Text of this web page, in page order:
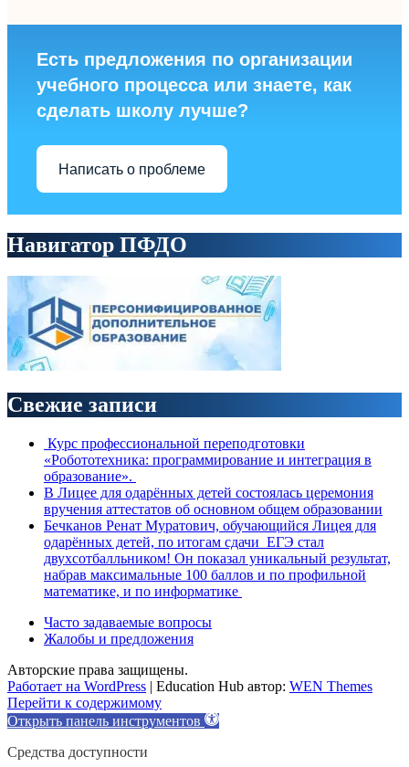
Есть предложения по организации
учебного процесса или знаете, как
сделать школу лучше?
Написать о проблеме
Навигатор ПФДО
Свежие записи
Курс профессиональной переподготовки
«Робототехника: программирование и интеграция в
образование».
В Лицее для одарённых детей состоялась церемония
вручения аттестатов об основном общем образовании
Бечканов Ренат Муратович, обучающийся Лицея для
одарённых детей, по итогам сдачи ЕГЭ стал
двухсотбалльником! Он показал уникальный результат,
набрав максимальные 100 баллов и по профильной
математике, и по информатике
Часто задаваемые вопросы
Жалобы и предложения
Авторские права защищены.
Работает на WordPress | Education Hub автор: WEN Themes
Перейти к содержимому
Открыть панель инструментов
Средства доступности